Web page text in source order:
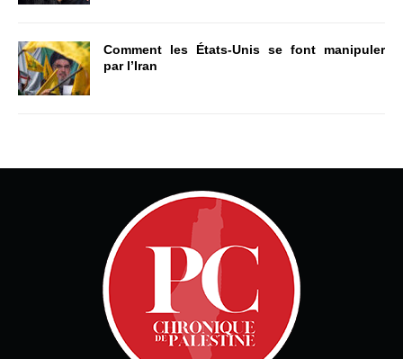
Comment les États-Unis se font manipuler
par l’Iran